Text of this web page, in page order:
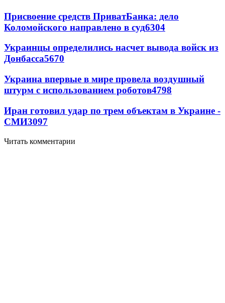
Присвоение средств ПриватБанка: дело
Коломойского направлено в суд6304
Украинцы определились насчет вывода войск из
Донбасса5670
Украина впервые в мире провела воздушный
штурм с использованием роботов4798
Иран готовил удар по трем объектам в Украине -
СМИ3097
Читать комментарии